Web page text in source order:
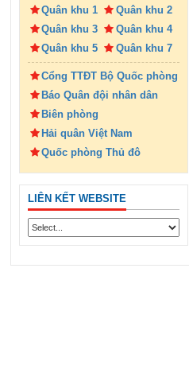
Quân khu 1
Quân khu 2
Quân khu 3
Quân khu 4
Quân khu 5
Quân khu 7
Cổng TTĐT Bộ Quốc phòng
Báo Quân đội nhân dân
Biên phòng
Hải quân Việt Nam
Quốc phòng Thủ đô
LIÊN KẾT WEBSITE